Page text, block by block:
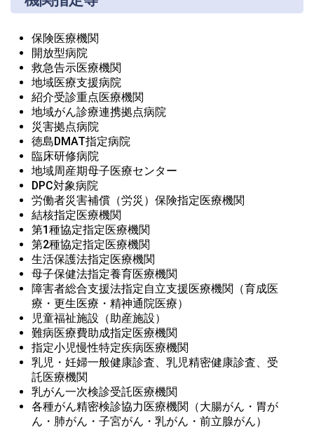
保険医療機関
開放型病院
救急告示医療機関
地域医療支援病院
紹介受診重点医療機関
地域がん診療連携拠点病院
災害拠点病院
徳島DMAT指定病院
臨床研修病院
地域周産期母子医療センター
DPC対象病院
労働者災害補償（労災）保険指定医療機関
結核指定医療機関
第1種協定指定医療機関
第2種協定指定医療機関
生活保護法指定医療機関
母子保健法指定養育医療機関
障害者総合支援法指定自立支援医療機関（育成医
療・更生医療・精神通院医療）
児童福祉施設（助産施設）
難病医療費助成指定医療機関
指定小児慢性特定疾病医療機関
乳児・妊婦一般健康診査、乳児精密健康診査、受
託医療機関
乳がん一次検診受託医療機関
各種がん精密検診協力医療機関（大腸がん・胃が
ん・肺がん・子宮がん・乳がん・前立腺がん）